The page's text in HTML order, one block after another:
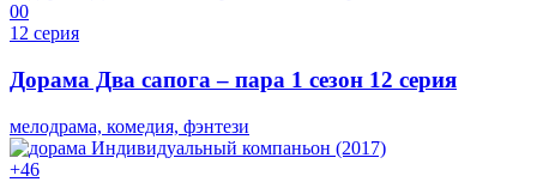
00
12 серия
Дорама Два сапога – пара 1 сезон 12 серия
мелодрама, комедия, фэнтези
+46